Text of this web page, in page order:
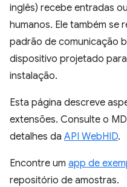
inglês) recebe entradas
humanos. Ele também se
padrão de comunicação
dispositivo projetado
instalação.
Esta página descreve
extensões. Consulte o
detalhes da API WebHID.
Encontre um app de
repositório de amostras.